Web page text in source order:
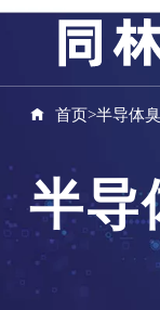
首页>半导体
半导